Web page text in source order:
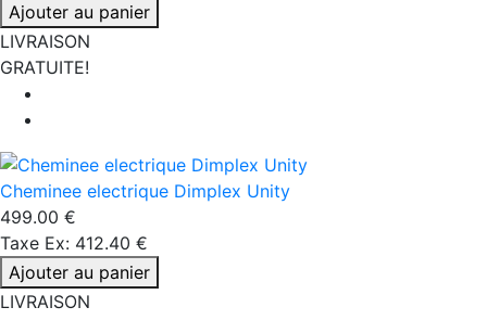
Ajouter au panier
LIVRAISON
GRATUITE!
Cheminee electrique Dimplex Unity
499.00 €
Taxe Ex: 412.40 €
Ajouter au panier
LIVRAISON